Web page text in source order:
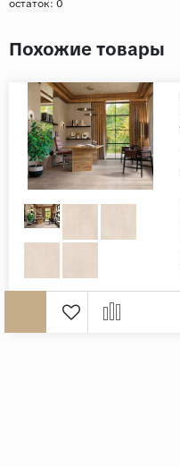
остаток: 0
Похожие товары